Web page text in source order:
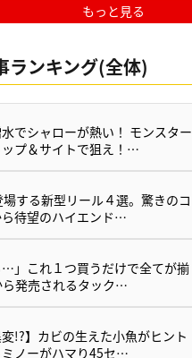
もっと見る
ランキング(全体)
水でシャローが熱い！ モンスター
プ＆サイトで狙え！…
場する新型リール４選。驚きのコ
待望のハイエンド…
…」これ１つ買うだけで全てが揃
ら発売されるタック…
変!?】カビの生えた小魚がヒント
ノーがハマり45セ…